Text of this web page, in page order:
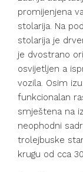
promijenjena
stolarija. Na
stolarija je
je dvostrano
osvijetljen a
vozila. Osim
funkcionalan
smještena na
neophodni
trolejbuske
krugu od cca